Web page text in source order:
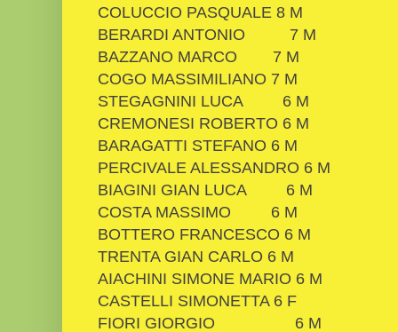
COLUCCIO PASQUALE 8 M
BERARDI ANTONIO
7 M
BAZZANO MARCO
7 M
COGO MASSIMILIANO 7 M
STEGAGNINI LUCA
6 M
CREMONESI ROBERTO 6 M
BARAGATTI STEFANO 6 M
PERCIVALE ALESSANDRO 6 M
BIAGINI GIAN LUCA
6 M
COSTA MASSIMO
6 M
BOTTERO FRANCESCO 6 M
TRENTA GIAN CARLO 6 M
AIACHINI SIMONE MARIO 6 M
CASTELLI SIMONETTA 6 F
FIORI GIORGIO
6 M